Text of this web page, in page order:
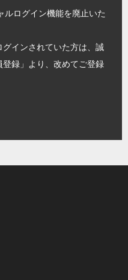
ログイン機能を廃止いた
インされていた方は、誠
録」より、改めてご登録